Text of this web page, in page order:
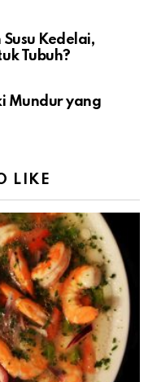
Kedelai,
Tubuh?
Mundur yang
LIKE